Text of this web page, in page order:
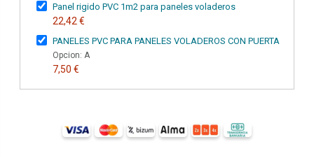
Panel rigido PVC 1m2 para paneles voladeros
22,42 €
PANELES PVC PARA PANELES VOLADEROS CON PUERTA
Opcion: A
7,50 €